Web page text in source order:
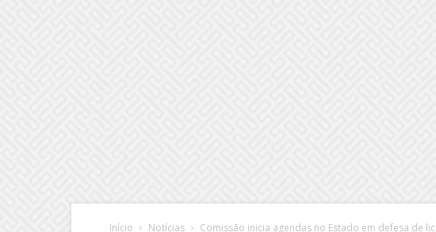
Início Notícias Comissão inicia agendas no Estado em defesa de